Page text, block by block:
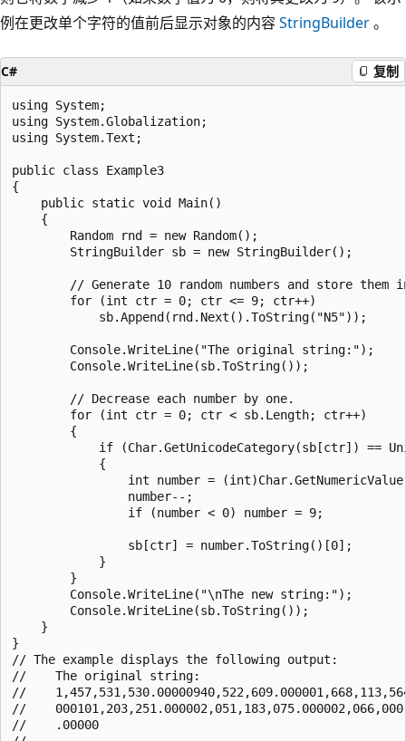
例在更改单个字符的值前后显示对象的内容StringBuilder。
C# 复制
using System;
using System.Globalization;
using System.Text;
public class Example3
{
    public static void Main()
    {
        Random rnd = new Random();
        StringBuilder sb = new StringBuilder();
// Generate 10 random numbers and store them
        for (int ctr = 0; ctr <= 9; ctr++)
            sb.Append(rnd.Next().ToString("N5"));
        Console.WriteLine("The original string:");
        Console.WriteLine(sb.ToString());
        // Decrease each number by one.
        for (int ctr = 0; ctr < sb.Length; ctr++)
        {
if (Char.GetUnicodeCategory(sb[ctr]) ==
            {
int number =
                number--;
                if (number < 0) number = 9;
                sb[ctr] = number.ToString()[0];
            }
        }
        Console.WriteLine("\nThe new string:");
        Console.WriteLine(sb.ToString());
    }
}
// The example displays the following output:
//    The original string:
//
//
//    .00000